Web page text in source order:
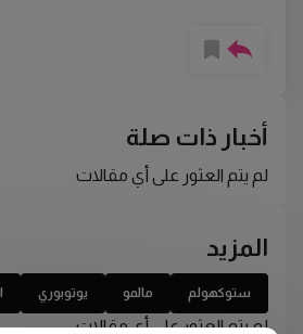
أخبار ذات صلة
لم يتم العثور على أي مقالات
المزيد
ستوكهولم مالمو يوتوبوري
لم يتم العثور على أي مقالات